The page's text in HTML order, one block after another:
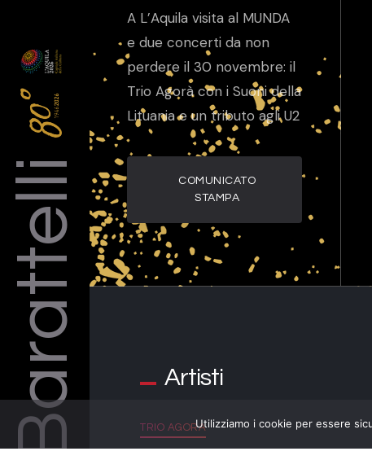
Barattelli
A L’Aquila visita al MUNDA
e due concerti da non
perdere il 30 novembre: il
Trio Agorà con i Suoni della
Lituania e un tributo agli U2
COMUNICATO
STAMPA
Artisti
TRIO AGORAUtilizziamo i cookie per essere